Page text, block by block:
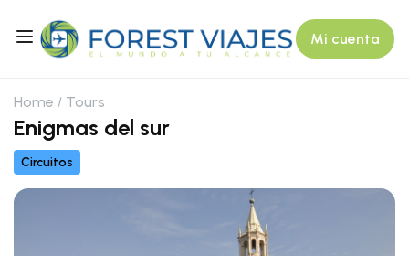
Mi cuenta
Home Tours
Enigmas del sur
Circuitos